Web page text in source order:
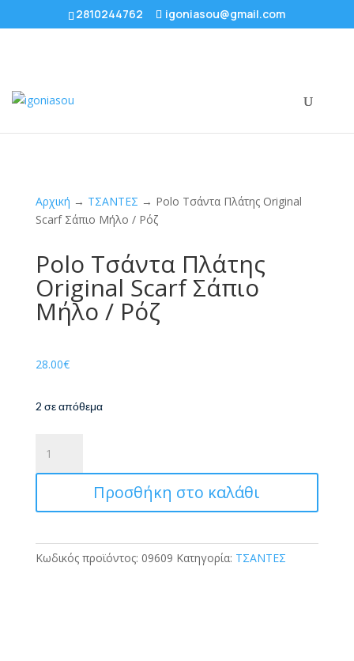
2810244762 igoniasou@gmail.com
Αρχική → ΤΣΑΝΤΕΣ → Polo Τσάντα Πλάτης Original
Scarf Σάπιο Μήλο / Ρόζ
Polo Τσάντα Πλάτης
Original Scarf Σάπιο
Μήλο / Ρόζ
28.00€
2 σε απόθεμα
Τσάντα
Πλάτης
Scarf
Μήλο
Προσθήκη στο καλάθι
Κωδικός προϊόντος: 09609 Κατηγορία: ΤΣΑΝΤΕΣ